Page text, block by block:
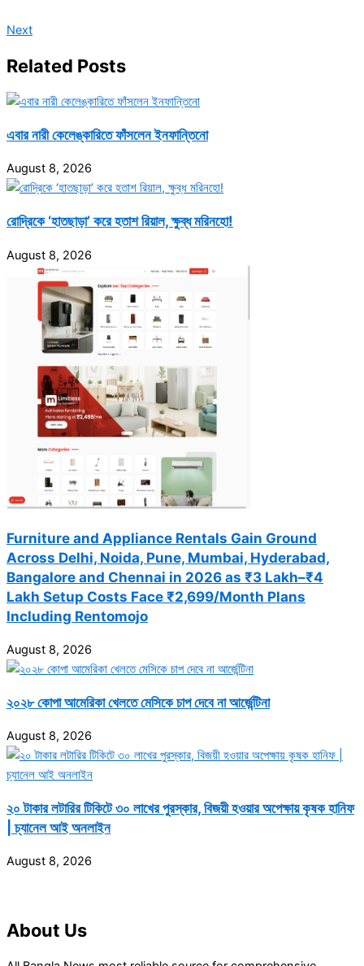
Next
Related Posts
এবার নারী কেলেঙ্কারিতে ফাঁসলেন ইনফান্তিনো
August 8, 2026
রোদ্রিকে ‘হাতছাড়া’ করে হতাশ রিয়াল, ক্ষুব্ধ মরিনহো!
August 8, 2026
Furniture and Appliance Rentals Gain Ground
Across Delhi, Noida, Pune, Mumbai, Hyderabad,
Bangalore and Chennai in 2026 as ₹3 Lakh–₹4
Lakh Setup Costs Face ₹2,699/Month Plans
Including Rentomojo
August 8, 2026
২০২৮ কোপা আমেরিকা খেলতে মেসিকে চাপ দেবে না আর্জেন্টিনা
August 8, 2026
২০ টাকার লটারির টিকিটে ৩০ লাখের পুরস্কার, বিজয়ী হওয়ার অপেক্ষায় কৃষক হানিফ
| চ্যানেল আই অনলাইন
August 8, 2026
About Us